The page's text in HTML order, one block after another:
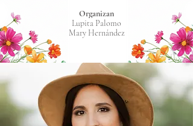
Organizan
Lupita Palomo
Mary Hernández